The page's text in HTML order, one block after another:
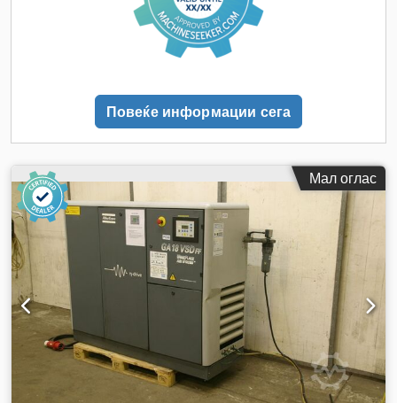
Повеќе информации сега
Мал оглас